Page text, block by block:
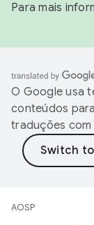
Para mais
O Google usa
conteúdos
traduções
AOSP